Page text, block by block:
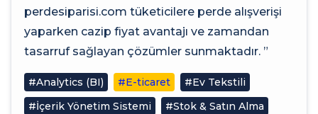
perdesiparisi.com tüketicilere perde alışverişi
yaparken cazip fiyat avantajı ve zamandan
tasarruf sağlayan çözümler sunmaktadır. ”
#Analytics (BI) #E-ticaret
#Ev Tekstili
#İçerik Yönetim Sistemi
#Stok & Satın Alma